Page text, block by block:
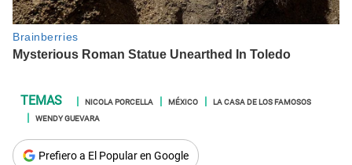
NICOLA PORCELLA MÉXICO
LA CASA DE LOS FAMOSOS
WENDY GUEVARA
Prefiero a El Popular en Google